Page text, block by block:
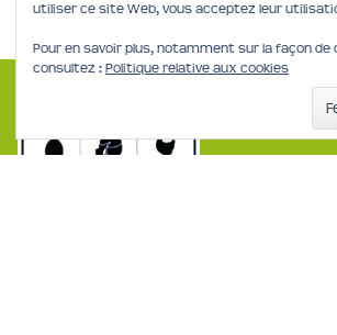
utiliser ce site Web, vous acceptez leur
Pour en savoir plus, notamment sur la façon de
consultez : Politique relative aux cookies